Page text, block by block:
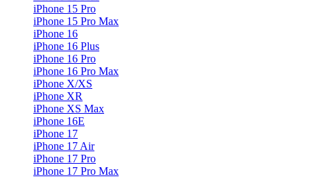
iPhone 15 Pro
iPhone 15 Pro Max
iPhone 16
iPhone 16 Plus
iPhone 16 Pro
iPhone 16 Pro Max
iPhone X/XS
iPhone XR
iPhone XS Max
iPhone 16E
iPhone 17
iPhone 17 Air
iPhone 17 Pro
iPhone 17 Pro Max